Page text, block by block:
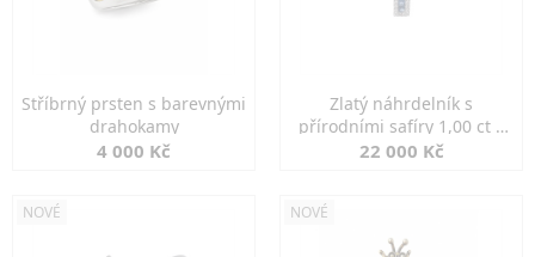
Stříbrný prsten s barevnými
drahokamy
4 000 Kč
Zlatý náhrdelník s
přírodními safíry 1,00 ct a
diamanty
22 000 Kč
NOVÉ NOVÉ